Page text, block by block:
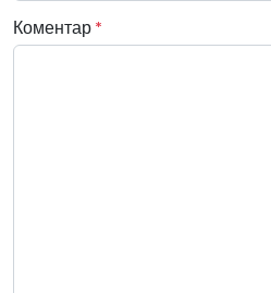
Коментар *